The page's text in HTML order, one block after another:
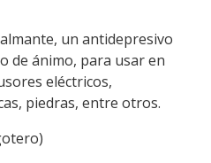
un antidepresivo
de ánimo, para usar en
eléctricos,
piedras, entre otros.